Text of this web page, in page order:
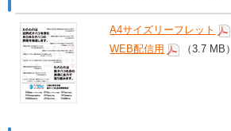
A4サイズリーフレット
WEB配信用
（3.7 MB）